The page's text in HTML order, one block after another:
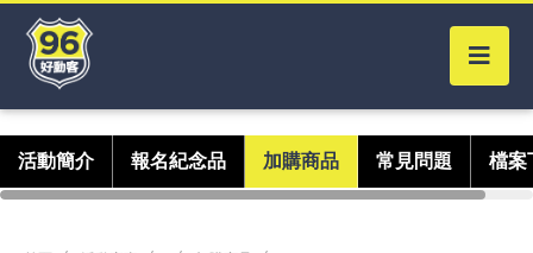
活動簡介 報名紀念品 加購商品 常見問題 檔案